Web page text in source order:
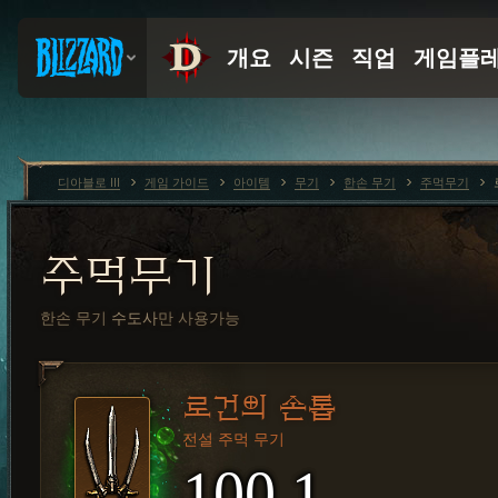
주먹무기
한손 무기 수도사만 사용가능
로건의 손톱
전설 주먹 무기
디아블로 III 게임 가이드 아이템 무기 한손 무기 주먹무기